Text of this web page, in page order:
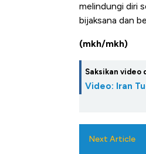
melindungi diri
bijaksana dan
(mkh/mkh)
Saksikan video
Video: Iran
Next Article